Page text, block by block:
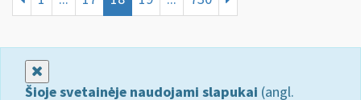
Šioje svetainėje naudojami slapukai (angl.